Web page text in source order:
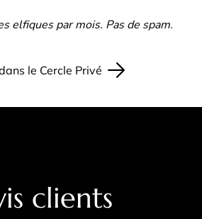
elfiques par mois. Pas de spam.
le Cercle Privé
clients